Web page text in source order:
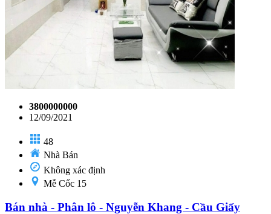
3800000000
12/09/2021
48
Nhà Bán
Không xác định
Mễ Cốc 15
Bán nhà - Phân lô - Nguyễn Khang - Cầu Giấy